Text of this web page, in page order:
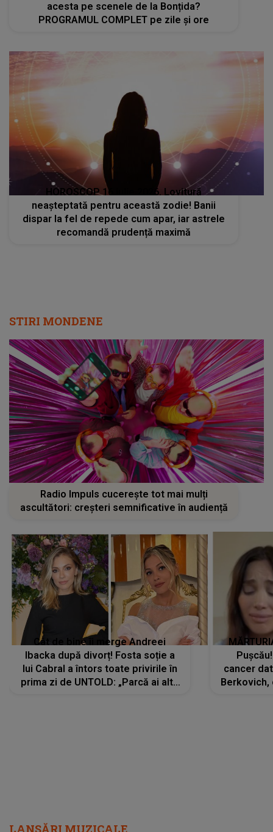
acesta pe scenele de la Bonțida?
PROGRAMUL COMPLET pe zile și ore
HOROSCOP 16 iulie 2026. Lovitură
neașteptată pentru această zodie! Banii
dispar la fel de repede cum apar, iar astrele
recomandă prudență maximă
STIRI MONDENE
Radio Impuls cucerește tot mai mulți
ascultători: creșteri semnificative în audiență
Cât de bine îi merge Andreei
Ibacka după divorț! Fosta soție a
lui Cabral a întors toate privirile în
prima zi de UNTOLD: „Parcă ai altă
cancer
Berkovich,